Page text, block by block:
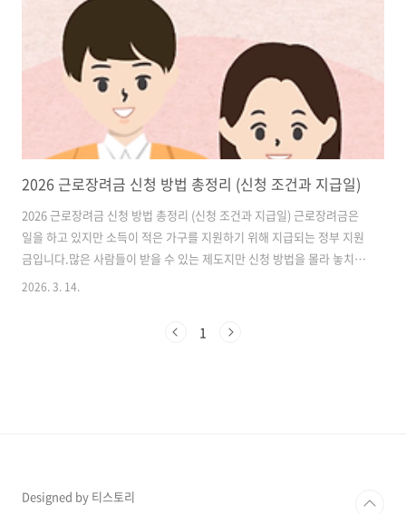
원맞벌이 가구 → 최대 330만 원신청 대상이지만 모르고 지나가는 경우
도 많기 때문에한 번 확인해 보는 것이 좋습니다.2️⃣ 청년 지원금청년을
2026 근로장려금 신청 방법 총정리 (신청 조건과 지급일)
2026 근로장려금 신청 방법 총정리 (신청 조건과 지급일) 근로장려금은
일을 하고 있지만 소득이 적은 가구를 지원하기 위해 지급되는 정부 지원
금입니다.많은 사람들이 받을 수 있는 제도지만 신청 방법을 몰라 놓치는
경우도 많습니다.그래서 이번 글에서는 2026 근로장려금 신청 방법, 조
소득 이하 가구에게 지급되는 지원금입니다.주요 목적은 다음과 같습니
2026. 3. 14.
1
Designed by 티스토리